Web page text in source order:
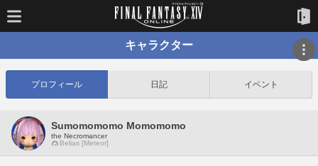
キャラクター
プロフィール 日記 イベント
Sumomomomo Momomomo
the Necromancer
Belias [Meteor]